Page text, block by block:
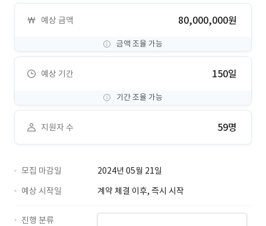
예상 금액 80,000,000원
금액 조율 가능
예상 기간 150일
기간 조율 가능
지원자 수 59명
모집 마감일
2024년 05월 21일
예상 시작일
계약 체결 이후, 즉시 시작
진행 분류